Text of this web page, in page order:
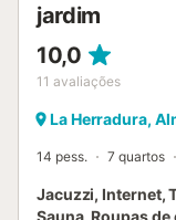
jardim
10,0
11 avaliações
La Herradura,
14 pess. 7 quartos
Jacuzzi, Internet,
Sauna, Roupas